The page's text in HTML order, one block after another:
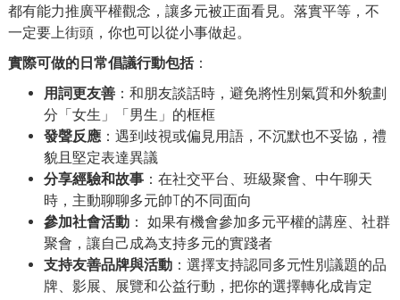
都有能力推廣平權觀念，讓多元被正面看見。落實平等，不
一定要上街頭，你也可以從小事做起。
實際可做的日常倡議行動包括：
用詞更友善 ：和朋友談話時，避免將性別氣質和外貌劃
分「女生」「男生」的框框
發聲反應 ：遇到歧視或偏見用語，不沉默也不妥協，禮
貌且堅定表達異議
分享經驗和故事 ：在社交平台、班級聚會、中午聊天
時，主動聊聊多元帥T的不同面向
參加社會活動 ： 如果有機會參加多元平權的講座、社群
聚會，讓自己成為支持多元的實踐者
支持友善品牌與活動 ：選擇支持認同多元性別議題的品
牌、影展、展覽和公益行動，把你的選擇轉化成肯定